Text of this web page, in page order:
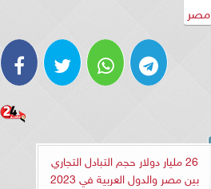
مصر
26 مليار دولار حجم التبادل التجاري
بين مصر والدول العربية في 2023